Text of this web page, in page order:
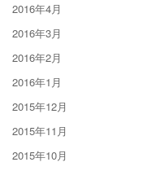
2016年4月
2016年3月
2016年2月
2016年1月
2015年12月
2015年11月
2015年10月